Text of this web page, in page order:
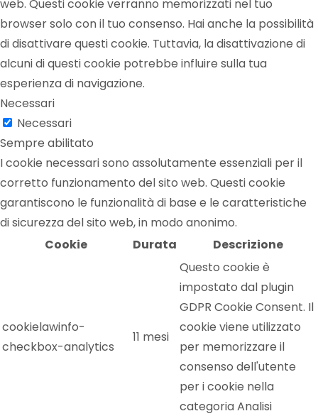
web. Questi cookie verranno memorizzati nel tuo
browser solo con il tuo consenso. Hai anche la possibilità
di disattivare questi cookie. Tuttavia, la disattivazione di
alcuni di questi cookie potrebbe influire sulla tua
esperienza di navigazione.
Necessari
Necessari
Sempre abilitato
I cookie necessari sono assolutamente essenziali per il
corretto funzionamento del sito web. Questi cookie
garantiscono le funzionalità di base e le caratteristiche
di sicurezza del sito web, in modo anonimo.
Cookie
Durata Descrizione
cookielawinfo-
checkbox-analytics
11 mesi
Questo cookie è
impostato dal plugin
GDPR Cookie Consent. Il
cookie viene utilizzato
per memorizzare il
consenso dell'utente
per i cookie nella
categoria Analisi